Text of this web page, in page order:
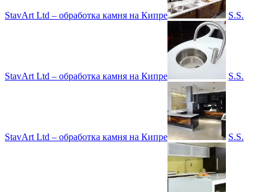
StavArt Ltd – обработка камня на Кипре S.S.
StavArt Ltd – обработка камня на Кипре S.S.
StavArt Ltd – обработка камня на Кипре S.S.